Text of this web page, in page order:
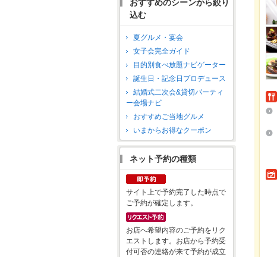
おすすめのシーンから絞り
込む
夏グルメ・宴会
女子会完全ガイド
目的別食べ放題ナビゲーター
誕生日・記念日プロデュース
結婚式二次会&貸切パーティ
ー会場ナビ
おすすめご当地グルメ
いまからお得なクーポン
ネット予約の種類
サイト上で予約完了した時点で
ご予約が確定します。
お店へ希望内容のご予約をリク
エストします。お店から予約受
付可否の連絡が来て予約が成立